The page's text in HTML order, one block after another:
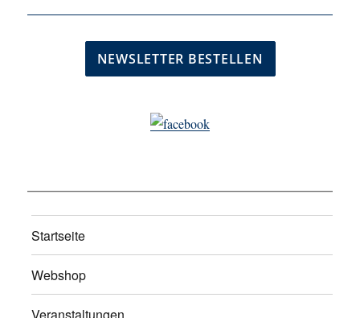
Startseite
Webshop
Veranstaltungen